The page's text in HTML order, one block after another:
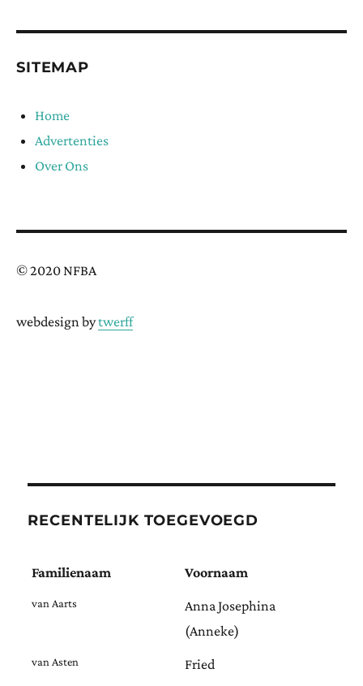
SITEMAP
Home
Advertenties
Over Ons
© 2020 NFBA
webdesign bytwerff
RECENTELIJK TOEGEVOEGD
Familienaam Voornaam
van Aarts
Anna Josephina
(Anneke)
van Asten Fried